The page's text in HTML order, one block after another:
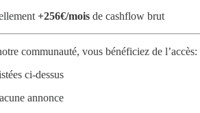
+256€/mois de cashflow brut
communauté, vous bénéficiez de l’accès:
ci-dessus
annonce